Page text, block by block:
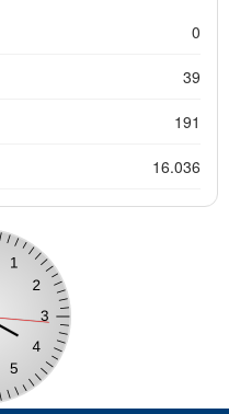
0
39
191
16.036